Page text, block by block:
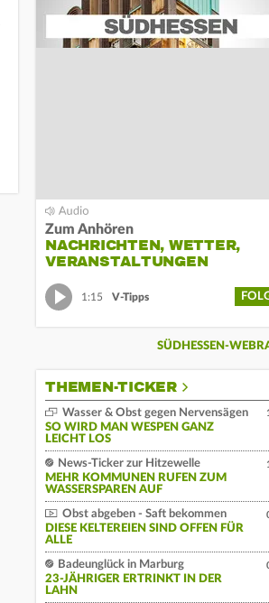
Zum Anhören
NACHRICHTEN, WETTER,
VERANSTALTUNGEN
1:15 V-Tipps
SÜDHESSEN-
THEMEN-TICKER
Wasser & Obst gegen Nervensägen
SO WIRD MAN WESPEN GANZ
LEICHT LOS
News-Ticker zur Hitzewelle
MEHR KOMMUNEN RUFEN ZUM
WASSERSPAREN AUF
Obst abgeben - Saft bekommen
DIESE KELTEREIEN SIND OFFEN FÜR
ALLE
Badeunglück in Marburg
23-JÄHRIGER ERTRINKT IN DER
LAHN